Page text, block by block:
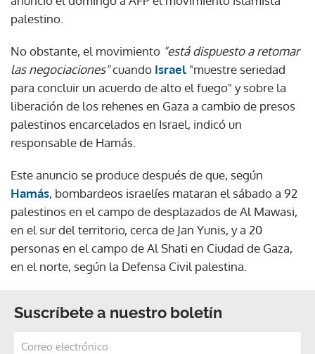
palestino.
No obstante, el movimiento "está dispuesto a retomar
las negociaciones"cuando Israel "muestre seriedad
para concluir un acuerdo de alto el fuego" y sobre la
liberación de los rehenes en Gaza a cambio de presos
palestinos encarcelados en Israel, indicó un
responsable de Hamás.
Este anuncio se produce después de que, según
Hamás, bombardeos israelíes mataran el sábado a 92
palestinos en el campo de desplazados de Al Mawasi,
en el sur del territorio, cerca de Jan Yunis, y a 20
personas en el campo de Al Shati en Ciudad de Gaza,
en el norte, según la Defensa Civil palestina.
Suscríbete a nuestro boletín